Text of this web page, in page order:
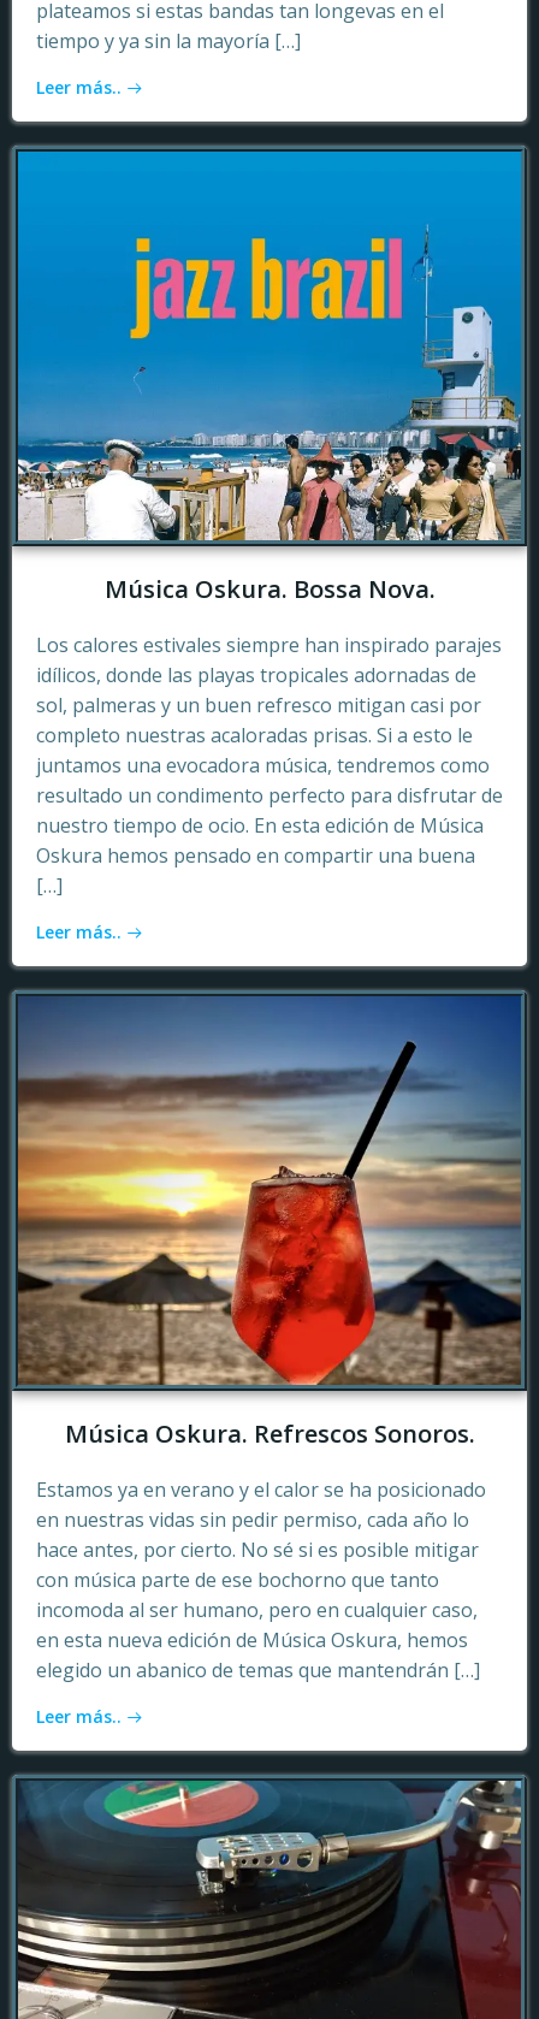
plateamos si estas bandas tan longevas en el
tiempo y ya sin la mayoría […]
Leer más..
Música Oskura. Bossa Nova.
Los calores estivales siempre han inspirado parajes
idílicos, donde las playas tropicales adornadas de
sol, palmeras y un buen refresco mitigan casi por
completo nuestras acaloradas prisas. Si a esto le
juntamos una evocadora música, tendremos como
resultado un condimento perfecto para disfrutar de
nuestro tiempo de ocio. En esta edición de Música
Oskura hemos pensado en compartir una buena
[…]
Leer más..
Música Oskura. Refrescos Sonoros.
Estamos ya en verano y el calor se ha posicionado
en nuestras vidas sin pedir permiso, cada año lo
hace antes, por cierto. No sé si es posible mitigar
con música parte de ese bochorno que tanto
incomoda al ser humano, pero en cualquier caso,
en esta nueva edición de Música Oskura, hemos
elegido un abanico de temas que mantendrán […]
Leer más..